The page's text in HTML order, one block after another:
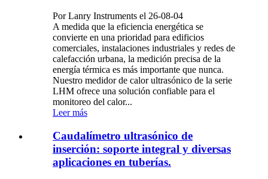
Por Lanry Instruments el 26-08-04
A medida que la eficiencia energética se
convierte en una prioridad para edificios
comerciales, instalaciones industriales y redes de
calefacción urbana, la medición precisa de la
energía térmica es más importante que nunca.
Nuestro medidor de calor ultrasónico de la serie
LHM ofrece una solución confiable para el
monitoreo del calor...
Leer más
Caudalímetro ultrasónico de
inserción: soporte integral y diversas
aplicaciones en tuberías.